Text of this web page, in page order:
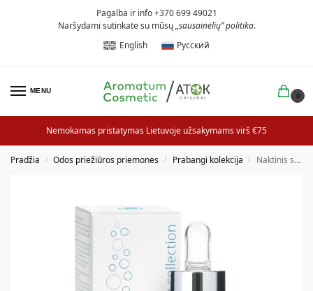
Pagalba ir info +370 699 49021
Naršydami sutinkate su mūsų„sausainėlių” politika.
English
Русский
MENU
0
Nemokamas pristatymas Lietuvoje užsakymams virš €75
Pradžia / Odos priežiūros priemonės / Prabangi kolekcija / Naktinis serumas su vitaminais